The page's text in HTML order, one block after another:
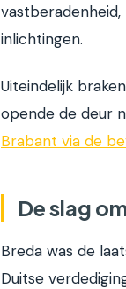
inlichtingen.
Uiteindelijk
opende de deur
Brabant via de
De slag
Breda was de
Duitse